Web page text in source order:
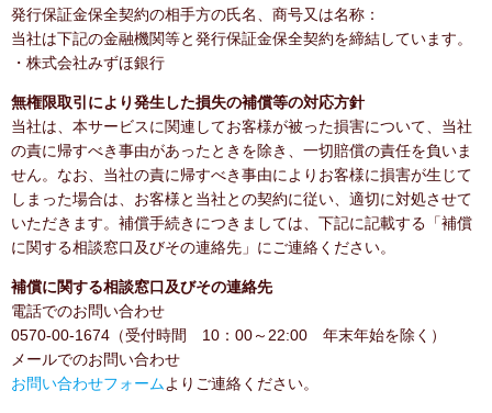
発行保証金保全契約の相手方の氏名、商号又は名称：
当社は下記の金融機関等と発行保証金保全契約を締結しています。
・株式会社みずほ銀行
無権限取引により発生した損失の補償等の対応方針
当社は、本サービスに関連してお客様が被った損害について、当社
の責に帰すべき事由があったときを除き、一切賠償の責任を負いま
せん。なお、当社の責に帰すべき事由によりお客様に損害が生じて
しまった場合は、お客様と当社との契約に従い、適切に対処させて
いただきます。補償手続きにつきましては、下記に記載する「補償
に関する相談窓口及びその連絡先」にご連絡ください。
補償に関する相談窓口及びその連絡先
電話でのお問い合わせ
0570-00-1674（受付時間 10：00～22:00 年末年始を除く）
メールでのお問い合わせ
お問い合わせフォームよりご連絡ください。